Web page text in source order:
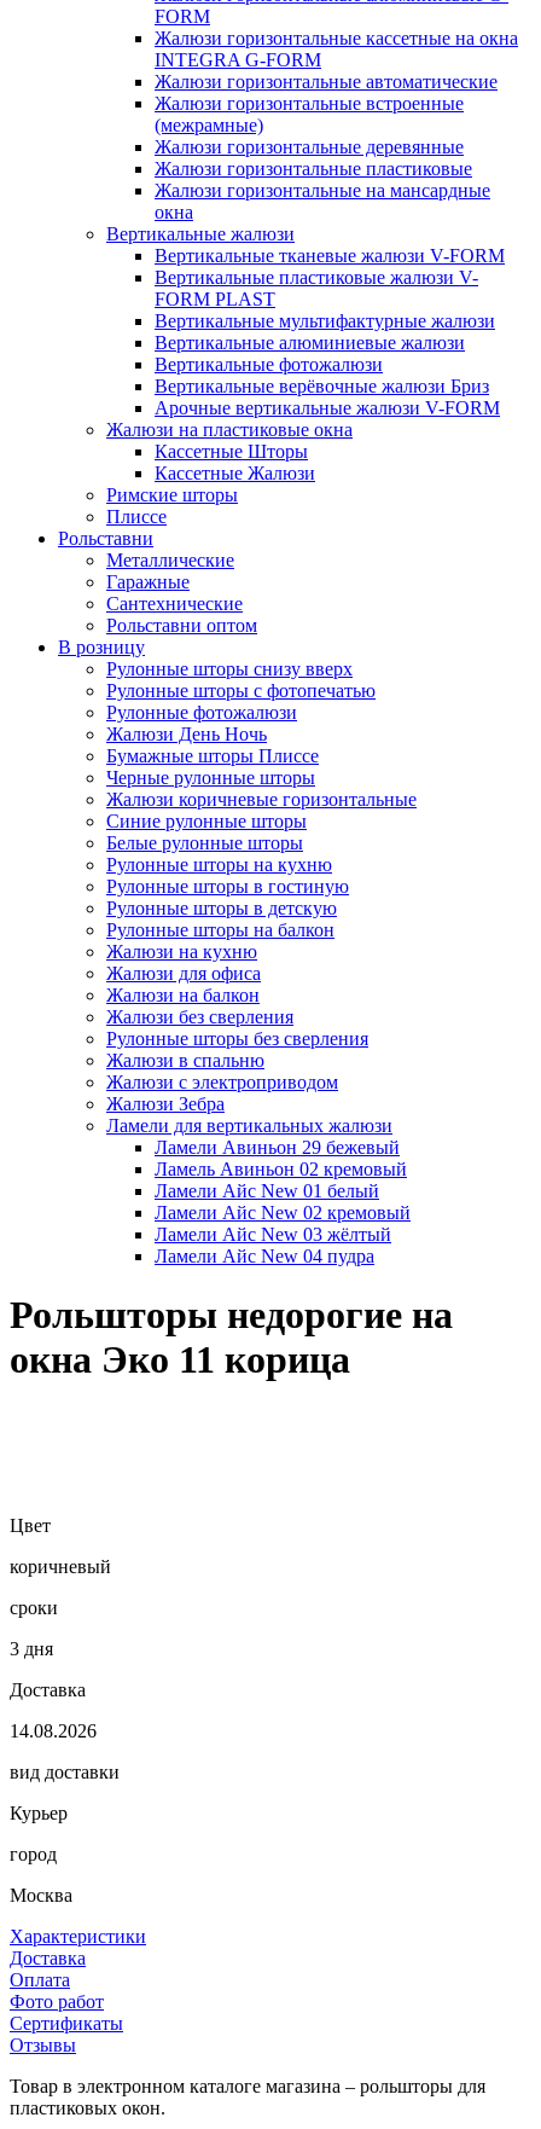
FORM
Жалюзи горизонтальные кассетные на окна
INTEGRA G-FORM
Жалюзи горизонтальные автоматические
Жалюзи горизонтальные встроенные
(межрамные)
Жалюзи горизонтальные деревянные
Жалюзи горизонтальные пластиковые
Жалюзи горизонтальные на мансардные
окна
Вертикальные жалюзи
Вертикальные тканевые жалюзи V-FORM
Вертикальные пластиковые жалюзи V-
FORM PLAST
Вертикальные мультифактурные жалюзи
Вертикальные алюминиевые жалюзи
Вертикальные фотожалюзи
Вертикальные верёвочные жалюзи Бриз
Арочные вертикальные жалюзи V-FORM
Жалюзи на пластиковые окна
Кассетные Шторы
Кассетные Жалюзи
Римские шторы
Плиссе
Рольставни
Металлические
Гаражные
Сантехнические
Рольставни оптом
В розницу
Рулонные шторы снизу вверх
Рулонные шторы с фотопечатью
Рулонные фотожалюзи
Жалюзи День Ночь
Бумажные шторы Плиссе
Черные рулонные шторы
Жалюзи коричневые горизонтальные
Синие рулонные шторы
Белые рулонные шторы
Рулонные шторы на кухню
Рулонные шторы в гостиную
Рулонные шторы в детскую
Рулонные шторы на балкон
Жалюзи на кухню
Жалюзи для офиса
Жалюзи на балкон
Жалюзи без сверления
Рулонные шторы без сверления
Жалюзи в спальню
Жалюзи с электроприводом
Жалюзи Зебра
Ламели для вертикальных жалюзи
Ламели Авиньон 29 бежевый
Ламель Авиньон 02 кремовый
Ламели Айс New 01 белый
Ламели Айс New 02 кремовый
Ламели Айс New 03 жёлтый
Ламели Айс New 04 пудра
Рольшторы недорогие на
окна Эко 11 корица
Цвет
коричневый
сроки
3 дня
Доставка
14.08.2026
вид доставки
Курьер
город
Москва
Характеристики
Доставка
Оплата
Фото работ
Сертификаты
Отзывы
Товар в электронном каталоге магазина – рольшторы для
пластиковых окон.